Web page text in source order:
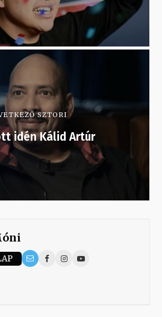
SZTORI
idén Kálid Artúr